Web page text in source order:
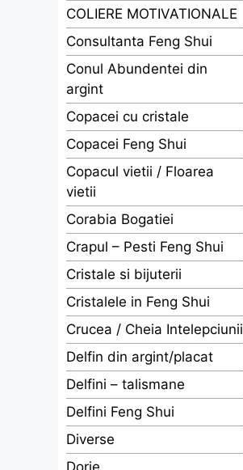
COLIERE MOTIVATIONALE
Consultanta Feng Shui
Conul Abundentei din
argint
Copacei cu cristale
Copacei Feng Shui
Copacul vietii / Floarea
vietii
Corabia Bogatiei
Crapul – Pesti Feng Shui
Cristale si bijuterii
Cristalele in Feng Shui
Crucea / Cheia Intelepciunii
Delfin din argint/placat
Delfini – talismane
Delfini Feng Shui
Diverse
Dorje